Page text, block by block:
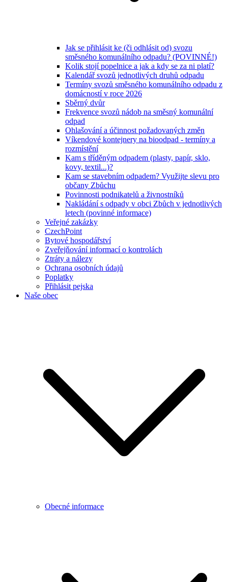
Jak se přihlásit ke (či odhlásit od) svozu
směsného komunálního odpadu? (POVINNÉ!)
Kolik stojí popelnice a jak a kdy se za ni platí?
Kalendář svozů jednotlivých druhů odpadu
Termíny svozů směsného komunálního odpadu z
domácností v roce 2026
Sběrný dvůr
Frekvence svozů nádob na směsný komunální
odpad
Ohlašování a účinnost požadovaných změn
Víkendové kontejnery na bioodpad - termíny a
rozmístění
Kam s tříděným odpadem (plasty, papír, sklo,
kovy, textil...)?
Kam se stavebním odpadem? Využijte slevu pro
občany Zbůchu
Povinnosti podnikatelů a živnostníků
Nakládání s odpady v obci Zbůch v jednotlivých
letech (povinné informace)
Veřejné zakázky
CzechPoint
Bytové hospodářství
Zveřejňování informací o kontrolách
Ztráty a nálezy
Ochrana osobních údajů
Poplatky
Přihlásit pejska
Naše obec
Obecné informace